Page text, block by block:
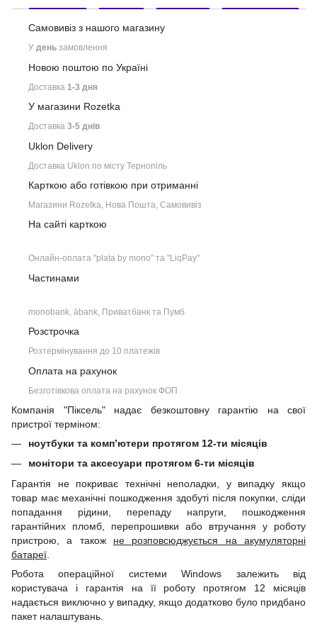
Самовивіз з нашого магазину
У день замовлення
Новою поштою по Україні
Доставка 1-3 дня
У магазини Rozetka
Доставка 3-5 днів
Uklon Delivery
Доставка Uklon по місту Тернопіль
Карткою або готівкою при отриманні
Магазини Rozetka, Нова Пошта, Самовивіз
На сайті карткою
Онлайн-оплата "plata by mono" та "LiqPay"
Частинами
monobank, àbank, Приватбанк та Пумб
Розстрочка
Розтермінування до 10 платежів
Оплата на рахунок
Безготівкова оплата на рахунок ФОП
Компанія "Піксель" надає безкоштовну гарантію на свої
пристрої терміном:
ноутбуки та комп’ютери протягом 12-ти місяців
монітори та аксесуари протягом 6-ти місяців
Гарантія не покриває технічні неполадки, у випадку якщо
товар має механічні пошкодження здобуті після покупки, сліди
попадання рідини, перепаду напруги, пошкодження
гарантійних пломб, перепрошивки або втручання у роботу
пристрою, а також не розповсюджується на акумуляторні
батареї
Робота операційної системи Windows залежить від
користувача і гарантія на її роботу протягом 12 місяців
надається виключно у випадку, якщо додатково було придбано
пакет налаштувань.